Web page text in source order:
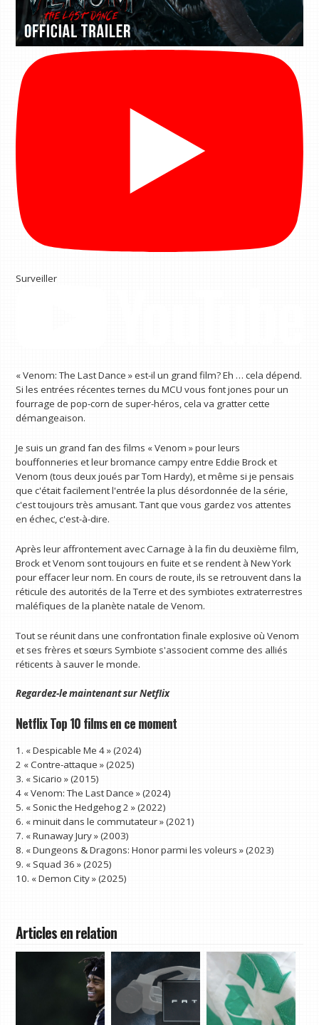
Surveiller
« Venom: The Last Dance » est-il un grand film? Eh … cela dépend.
Si les entrées récentes ternes du MCU vous font jones pour un
fourrage de pop-corn de super-héros, cela va gratter cette
démangeaison.
Je suis un grand fan des films « Venom » pour leurs
bouffonneries et leur bromance campy entre Eddie Brock et
Venom (tous deux joués par Tom Hardy), et même si je pensais
que c'était facilement l'entrée la plus désordonnée de la série,
c'est toujours très amusant. Tant que vous gardez vos attentes
en échec, c'est-à-dire.
Après leur affrontement avec Carnage à la fin du deuxième film,
Brock et Venom sont toujours en fuite et se rendent à New York
pour effacer leur nom. En cours de route, ils se retrouvent dans la
réticule des autorités de la Terre et des symbiotes extraterrestres
maléfiques de la planète natale de Venom.
Tout se réunit dans une confrontation finale explosive où Venom
et ses frères et sœurs Symbiote s'associent comme des alliés
réticents à sauver le monde.
Regardez-le maintenant surNetflix
Netflix Top 10 films en ce moment
1. « Despicable Me 4 » (2024)
2 « Contre-attaque » (2025)
3. « Sicario » (2015)
4 « Venom: The Last Dance » (2024)
5. « Sonic the Hedgehog 2 » (2022)
6. « minuit dans le commutateur » (2021)
7. « Runaway Jury » (2003)
8. « Dungeons & Dragons: Honor parmi les voleurs » (2023)
9. « Squad 36 » (2025)
10. « Demon City » (2025)
Articles en relation